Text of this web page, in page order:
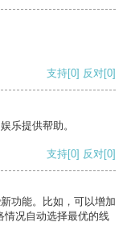
支持[0] 反对[0]
乐提供帮助。
支持[0] 反对[0]
功能。比如，可以增加
情况自动选择最优的线